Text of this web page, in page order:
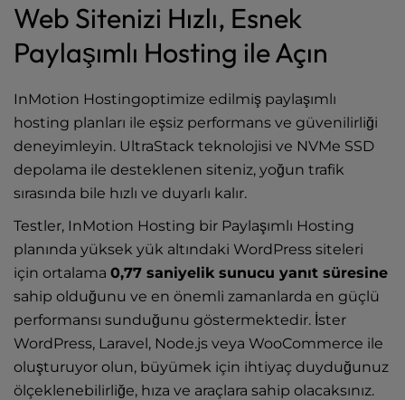
Web Sitenizi Hızlı, Esnek
Paylaşımlı Hosting ile Açın
InMotion Hostingoptimize edilmiş paylaşımlı
hosting planları ile eşsiz performans ve güvenilirliği
deneyimleyin. UltraStack teknolojisi ve NVMe SSD
depolama ile desteklenen siteniz, yoğun trafik
sırasında bile hızlı ve duyarlı kalır.
Testler, InMotion Hosting bir Paylaşımlı Hosting
planında yüksek yük altındaki WordPress siteleri
için ortalama 0,77 saniyelik sunucu yanıt süresine
sahip olduğunu ve en önemli zamanlarda en güçlü
performansı sunduğunu göstermektedir. İster
WordPress, Laravel, Node.js veya WooCommerce ile
oluşturuyor olun, büyümek için ihtiyaç duyduğunuz
ölçeklenebilirliğe, hıza ve araçlara sahip olacaksınız.